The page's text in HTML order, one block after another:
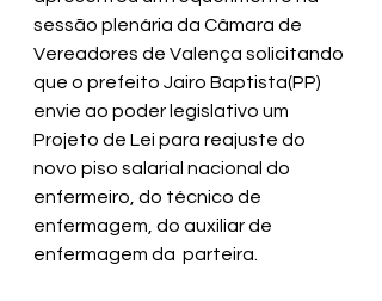
sessão plenária da Câmara de
Vereadores de Valença solicitando
que o prefeito Jairo Baptista(PP)
envie ao poder legislativo um
Projeto de Lei para reajuste do
novo piso salarial nacional do
enfermeiro, do técnico de
enfermagem, do auxiliar de
enfermagem da  parteira.